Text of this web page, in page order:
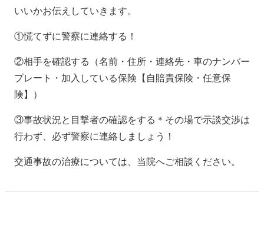
いいかお伝えしていきます。
①慌てずに警察に連絡する！
②相手を確認する（名前・住所・連絡先・車のナンバー
プレート・加入している保険【自賠責保険・任意保
険】）
③事故状況と目撃者の確認をする ＊その場で示談交渉は
行わず、必ず警察に連絡しましょう！
交通事故の治療については、当院へご相談ください。